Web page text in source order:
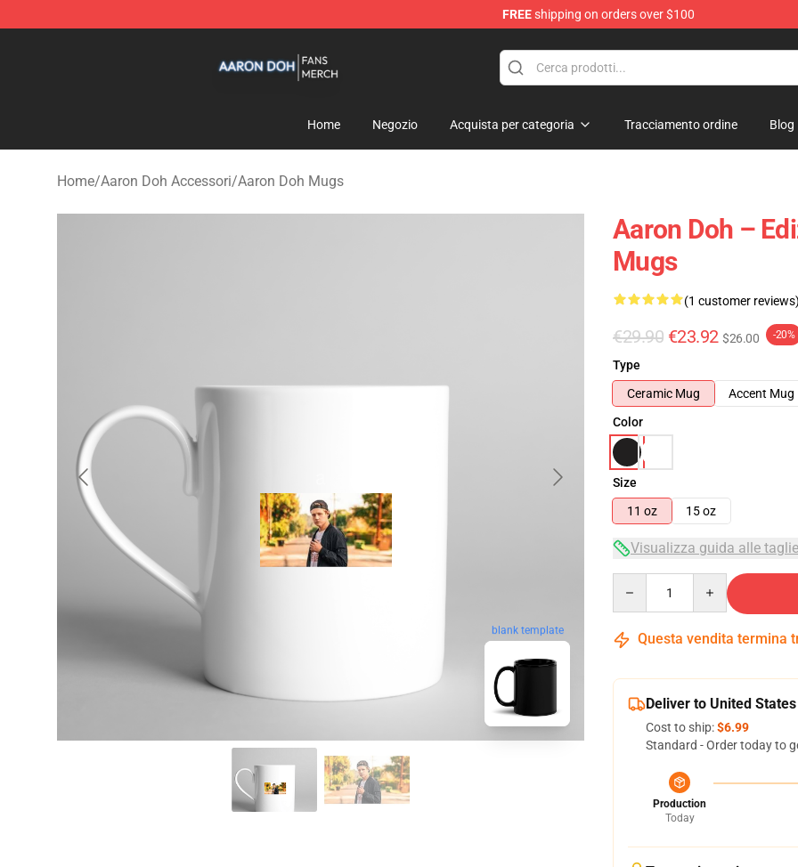
FREEshipping on orders over $100
Home Negozio Acquista per categoria Tracciamento ordine Blog
Home/Aaron Doh Accessori/Aaron Doh Mugs
blank template
Aaron Doh –
Mugs
(1 customer reviews)
€29.90 €23.92 $26.00 -20%
Type
Ceramic Mug
Accent Mug
Color
Size
11 oz
15 oz
Visualizza guida alle taglie
Questa vendita termina
Deliver to United States
Cost to ship:$6.99
Standard - Order today to
Production
Today